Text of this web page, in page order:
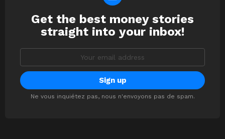
NEWSLETTER
Get the best money stories
straight into your inbox!
Ne vous inquiétez pas, nous n'envoyons pas de spam.